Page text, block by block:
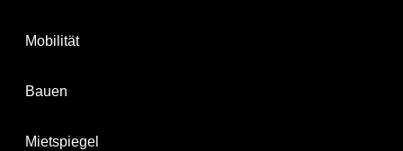
Mobilität
Bauen
Mietspiegel